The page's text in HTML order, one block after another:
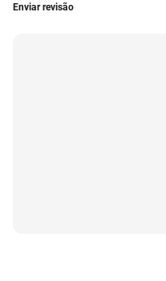
Enviar revisão